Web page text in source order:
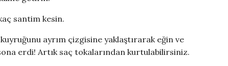
santim kesin.
ayrım çizgisine yaklaştırarak eğin ve
erdi! Artık saç tokalarından kurtulabilirsiniz.